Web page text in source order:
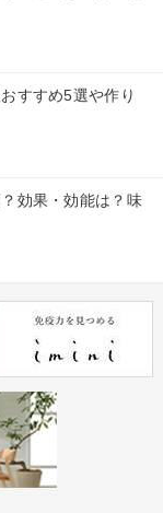
すすめ5選や作り
効果・効能は？味